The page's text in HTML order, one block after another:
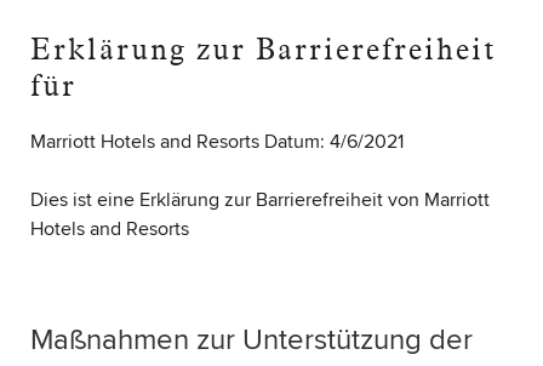
Erklärung zur Barrierefreiheit
für
Marriott Hotels and Resorts Datum: 4/6/2021
Dies ist eine Erklärung zur Barrierefreiheit von Marriott
Hotels and Resorts
Maßnahmen zur Unterstützung der